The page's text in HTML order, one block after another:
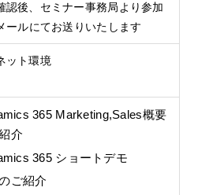
認後、セミナー事務局より参加
ールにてお送りいたします
ット環境
365 Marketing,Sales概要
介
365 ショートデモ
ご紹介